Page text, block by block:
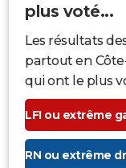
plus voté...
Les résultats
partout en
qui ont le plus
LFI ou extrême
RN ou extrême